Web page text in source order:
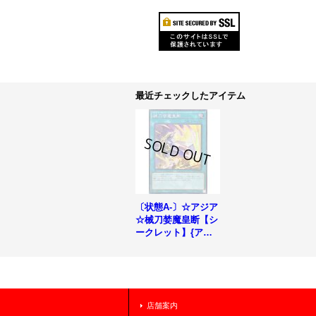
最近チェックしたアイテム
〔状態A-〕☆アジア
☆械刀婪魔皇断【シ
ークレット】{アジ
店舗案内